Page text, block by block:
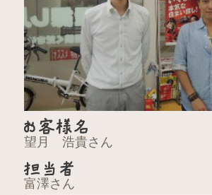
望月 浩貴さん
富澤さん